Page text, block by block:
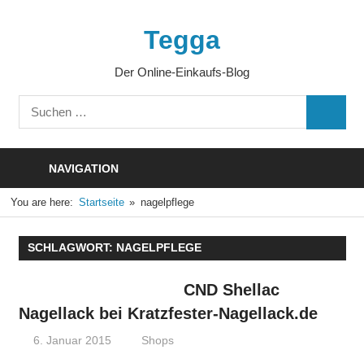
Tegga
Der Online-Einkaufs-Blog
Suchen
nach:
NAVIGATION
You are here: Startseite nagelpflege
SCHLAGWORT: NAGELPFLEGE
CND Shellac
Nagellack bei Kratzfester-Nagellack.de
6. Januar 2015 Thomas
Shops